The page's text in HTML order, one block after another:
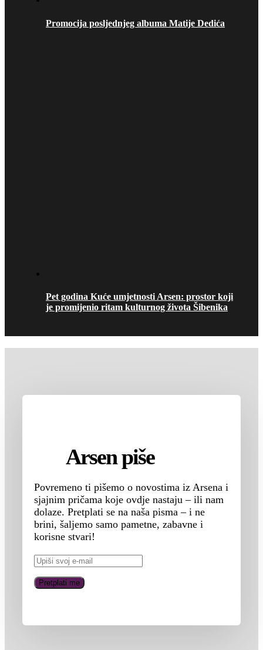
Promocija posljednjeg albuma Matije Dedića
Pet godina Kuće umjetnosti Arsen: prostor koji
je promijenio ritam kulturnog života Šibenika
Arsen piše
Povremeno ti pišemo o novostima iz Arsena i
sjajnim pričama koje ovdje nastaju – ili nam
dolaze. Pretplati se na naša pisma – i ne
brini, šaljemo samo pametne, zabavne i
korisne stvari!